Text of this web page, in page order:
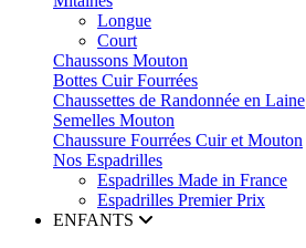
Longue
Court
Chaussons Mouton
Bottes Cuir Fourrées
Chaussettes de Randonnée en Laine
Semelles Mouton
Chaussure Fourrées Cuir et Mouton
Nos Espadrilles
Espadrilles Made in France
Espadrilles Premier Prix
ENFANTS